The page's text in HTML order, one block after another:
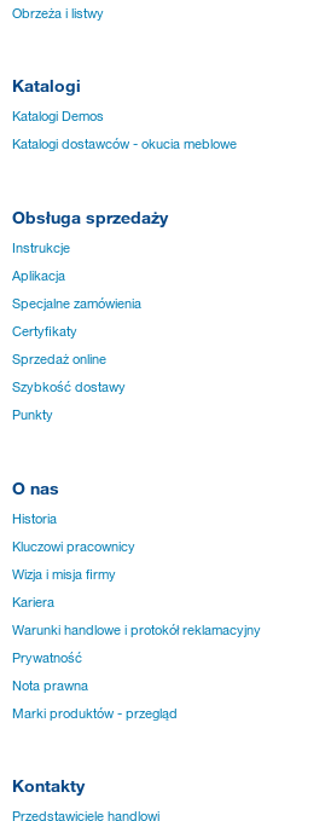
Obrzeża i listwy
Katalogi
Katalogi Demos
Katalogi dostawców - okucia meblowe
Obsługa sprzedaży
Instrukcje
Aplikacja
Specjalne zamówienia
Certyfikaty
Sprzedaż online
Szybkość dostawy
Punkty
O nas
Historia
Kluczowi pracownicy
Wizja i misja firmy
Kariera
Warunki handlowe i protokół reklamacyjny
Prywatność
Nota prawna
Marki produktów - przegląd
Kontakty
Przedstawiciele handlowi